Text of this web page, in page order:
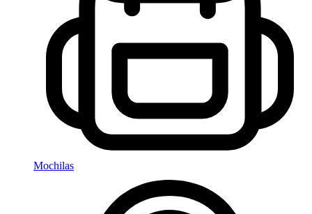
Mochilas